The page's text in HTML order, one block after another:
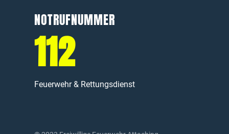
NOTRUFNUMMER
112
Feuerwehr & Rettungsdienst